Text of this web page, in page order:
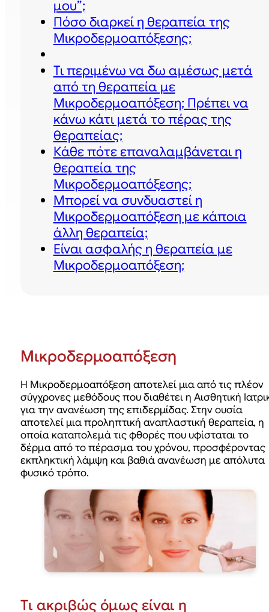
μου”;
Πόσο διαρκεί η θεραπεία της
Μικροδερμοαπόξεσης;
Τι περιμένω να δω αμέσως μετά
από τη θεραπεία με
Μικροδερμοαπόξεση; Πρέπει να
κάνω κάτι μετά το πέρας της
θεραπείας;
Κάθε πότε επαναλαμβάνεται η
θεραπεία της
Μικροδερμοαπόξεσης;
Μπορεί να συνδυαστεί η
Μικροδερμοαπόξεση με κάποια
άλλη θεραπεία;
Είναι ασφαλής η θεραπεία με
Μικροδερμοαπόξεση;
Μικροδερμοαπόξεση
Η Μικροδερμοαπόξεση αποτελεί μια από τις πλέον
σύγχρονες μεθόδους που διαθέτει η Αισθητική
για την ανανέωση της επιδερμίδας. Στην ουσία
αποτελεί μια προληπτική αναπλαστική θεραπεία, η
οποία καταπολεμά τις φθορές που υφίσταται το
δέρμα από το πέρασμα του χρόνου, προσφέροντας
εκπληκτική λάμψη και βαθιά ανανέωση με απόλυτα
φυσικό τρόπο.
Tι ακριβώς όμως είναι η